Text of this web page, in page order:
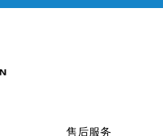
售后服务